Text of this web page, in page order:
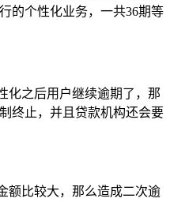
的个性化业务，一共36期等
化之后用户继续逾期了，那
终止，并且贷款机构还会要
额比较大，那么造成二次逾